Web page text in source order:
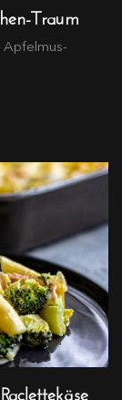
Traum
Apfelmus-